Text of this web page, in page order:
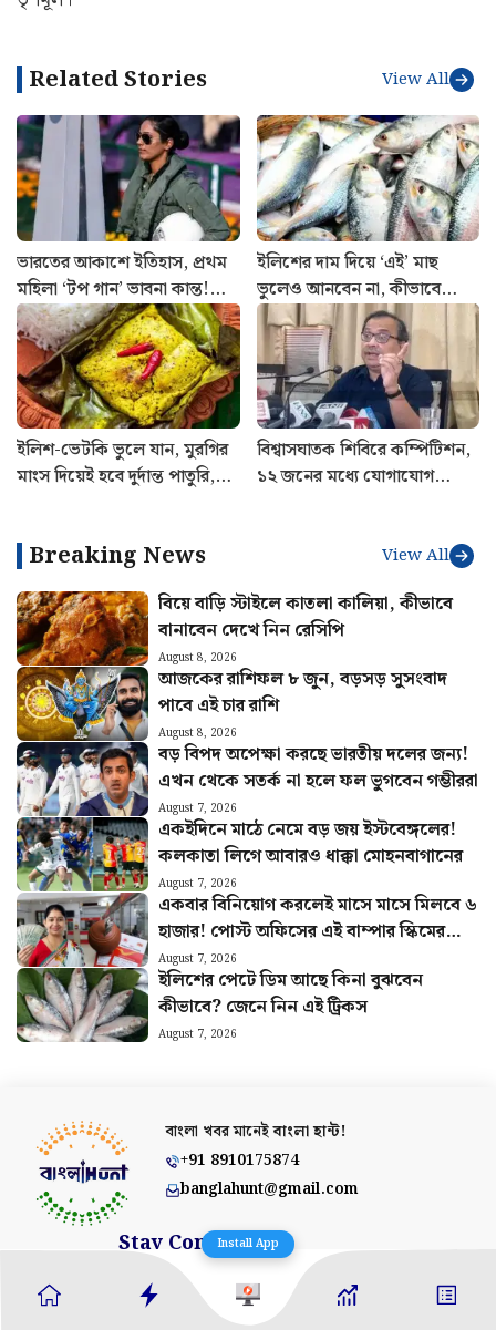
Related Stories View All
ভারতের আকাশে ইতিহাস, প্রথম
মহিলা ‘টপ গান’ ভাবনা কান্ত!
যুদ্ধকৌশলে নতুন মাইলফলক
বায়ুসেনার
ইলিশের দাম দিয়ে ‘এই’ মাছ
ভুলেও আনবেন না, কীভাবে
বুঝবেন ফারাক?
ইলিশ-ভেটকি ভুলে যান, মুরগির
মাংস দিয়েই হবে দুর্দান্ত পাতুরি,
বিশ্বাসঘাতক শিবিরে কম্পিটিশন,
১২ জনের মধ্যে যোগাযোগ
Breaking News View All
বিয়ে বাড়ি স্টাইলে কাতলা কালিয়া, কীভাবে
বানাবেন দেখে নিন রেসিপি
August 8, 2026
আজকের রাশিফল ৮ জুন, বড়সড় সুসংবাদ
পাবে এই চার রাশি
August 8, 2026
বড় বিপদ অপেক্ষা করছে ভারতীয় দলের জন্য!
এখন থেকে সতর্ক না হলে ফল ভুগবেন গম্ভীররা
August 7, 2026
একইদিনে মাঠে নেমে বড় জয় ইস্টবেঙ্গলের!
কলকাতা লিগে আবারও ধাক্কা মোহনবাগানের
August 7, 2026
একবার বিনিয়োগ করলেই মাসে মাসে মিলবে ৬
হাজার! পোস্ট অফিসের এই বাম্পার স্কিমের
হিসাব বুঝুন
August 7, 2026
ইলিশের পেটে ডিম আছে কিনা বুঝবেন
কীভাবে? জেনে নিন এই ট্রিকস
August 7, 2026
বাংলা খবর মানেইবাংলা হান্ট!
+91 8910175874
banglahunt@gmail.com
Stay Connected
Install App